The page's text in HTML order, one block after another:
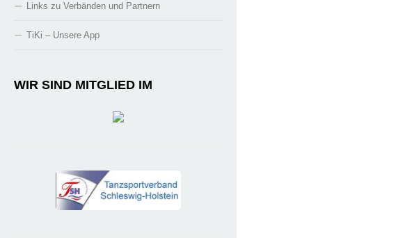
Links zu Verbänden und Partnern
TiKi – Unsere App
WIR SIND MITGLIED IM